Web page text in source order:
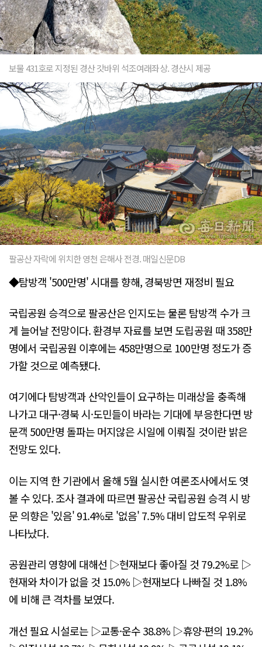
보물 431호로 지정된 경산 갓바위 석조여래좌상. 경산시 제공
팔공산 자락에 위치한 영천 은해사 전경. 매일신문DB
◆탐방객 '500만명' 시대를 향해, 경북방면 재정비 필요
국립공원 승격으로 팔공산은 인지도는 물론 탐방객 수가 크
게 늘어날 전망이다. 환경부 자료를 보면 도립공원 때 358만
명에서 국립공원 이후에는 458만명으로 100만명 정도가 증
가할 것으로 예측됐다.
여기에다 탐방객과 산악인들이 요구하는 미래상을 충족해
나가고 대구·경북 시·도민들이 바라는 기대에 부응한다면 방
문객 500만명 돌파는 머지않은 시일에 이뤄질 것이란 밝은
전망도 있다.
이는 지역 한 기관에서 올해 5월 실시한 여론조사에서도 엿
볼 수 있다. 조사 결과에 따르면 팔공산 국립공원 승격 시 방
문 의향은 '있음' 91.4%로 '없음' 7.5% 대비 압도적 우위로
나타났다.
공원관리 영향에 대해선 ▷현재보다 좋아질 것 79.2%로 ▷
현재와 차이가 없을 것 15.0% ▷현재보다 나빠질 것 1.8%
에 비해 큰 격차를 보였다.
개선 필요 시설로는 ▷교통·운수 38.8% ▷휴양·편의 19.2%